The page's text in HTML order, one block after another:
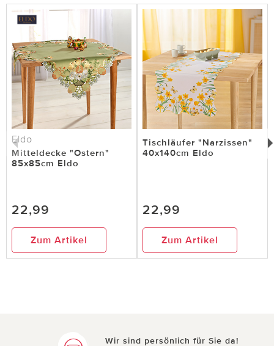
Eldo
Mitteldecke "Ostern"
85x85cm Eldo
22,99
Zum Artikel
Tischläufer "Narzissen"
40x140cm Eldo
22,99
Zum Artikel
Wir sind persönlich für Sie da!